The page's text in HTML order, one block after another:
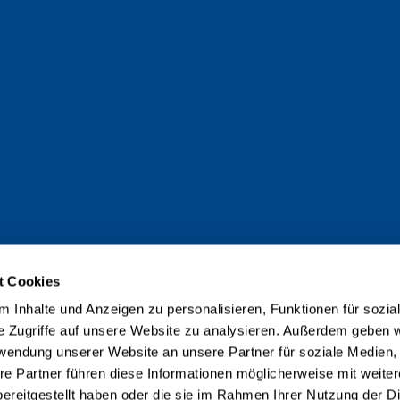
Cookies
Inhalte und Anzeigen zu personalisieren, Funktionen für
Zugriffe auf unsere Website zu analysieren. Außerdem geben
unserer Website an unsere Partner für soziale Medien,
Partner führen diese Informationen möglicherweise mit
haben oder die sie im Rahmen Ihrer Nutzung der